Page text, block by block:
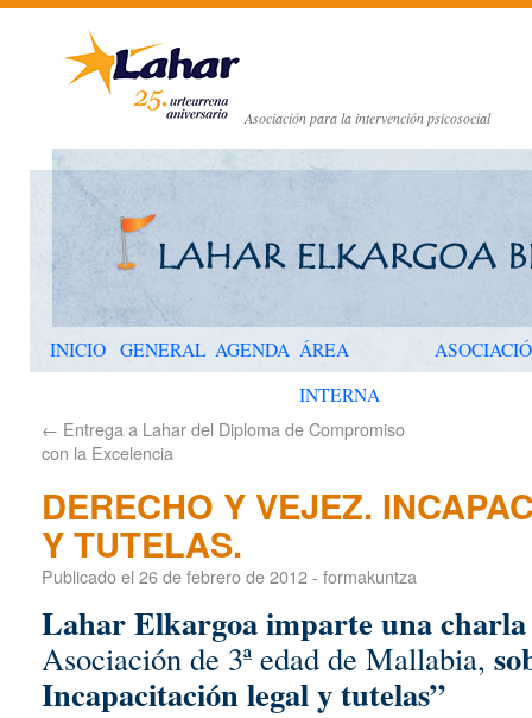
Asociación para la intervención psicosocial
INICIO GENERAL AGENDA ÁREA
INTERNA
← Entrega a Lahar del Diploma de Compromiso
con la Excelencia
DERECHO Y VEJEZ.
Y TUTELAS.
Publicado el 26 de febrero de 2012- formakuntza
Lahar Elkargoa imparte una
Asociación de 3ª edad de Mallabia,
Incapacitación legal y tutelas”